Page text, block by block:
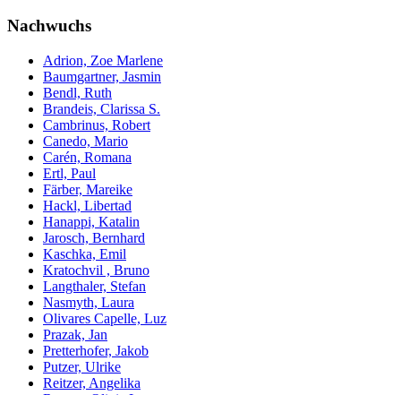
Nachwuchs
Adrion, Zoe Marlene
Baumgartner, Jasmin
Bendl, Ruth
Brandeis, Clarissa S.
Cambrinus, Robert
Canedo, Mario
Carén, Romana
Ertl, Paul
Färber, Mareike
Hackl, Libertad
Hanappi, Katalin
Jarosch, Bernhard
Kaschka, Emil
Kratochvil , Bruno
Langthaler, Stefan
Nasmyth, Laura
Olivares Capelle, Luz
Prazak, Jan
Pretterhofer, Jakob
Putzer, Ulrike
Reitzer, Angelika